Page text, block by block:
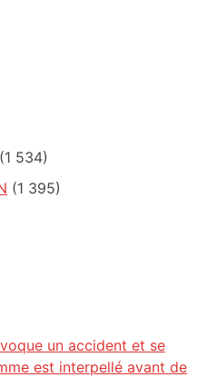
(1 534)
(1 395)
un accident et se
est interpellé avant de